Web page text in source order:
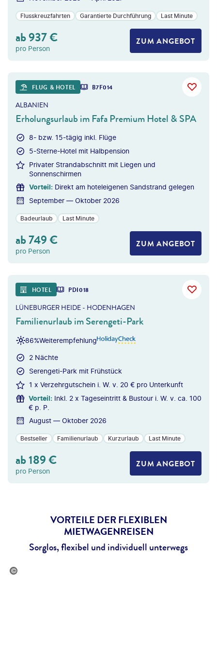
Flusskreuzfahrten Garantierte Durchführung Last Minute
ab937€
pro Person
ZUM ANGEBOT
FLUG & HOTEL B7F014
ALBANIEN
Erholungsurlaub im Fafa Premium Hotel & SPA
8- bzw. 15-tägig inkl. Flüge
5-Sterne-Hotel mit Halbpension
Privater Strandabschnitt mit Liegen und
Sonnenschirmen
Vorteil: Direkt am hoteleigenen Sandstrand gelegen
September — Oktober 2026
Badeurlaub Last Minute
ab749€
pro Person
ZUM ANGEBOT
HOTEL PDI018
LÜNEBURGER HEIDE - HODENHAGEN
Familienurlaub im Serengeti-Park
Weiterempfehlung
86%
2 Nächte
Serengeti-Park mit Frühstück
1 x Verzehrgutschein i. W. v. 20 € pro Unterkunft
Vorteil: Inkl. 2 x Tageseintritt & Bustour i. W. v. ca. 100
€ p. P.
August — Oktober 2026
Bestseller Familienurlaub Kurzurlaub Last Minute
ab189€
pro Person
ZUM ANGEBOT
VORTEILE DER FLEXIBLEN
MIETWAGENREISEN
Sorglos, flexibel und individuell unterwegs